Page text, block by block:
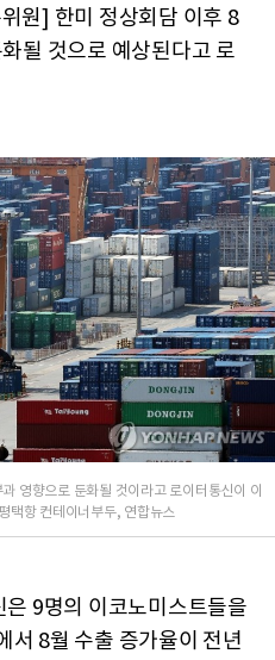
원] 한미 정상회담 이후 8
될 것으로 예상된다고 로
영향으로 둔화될 것이라고 로이터통신이 이
택항 컨테이너부두, 연합뉴스
9명의 이코노미스트들을
서 8월 수출 증가율이 전년